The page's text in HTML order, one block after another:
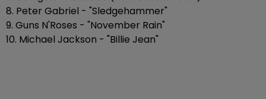
8. Peter Gabriel - "Sledgehammer"
9. Guns N'Roses - "November Rain"
10. Michael Jackson - "Billie Jean"